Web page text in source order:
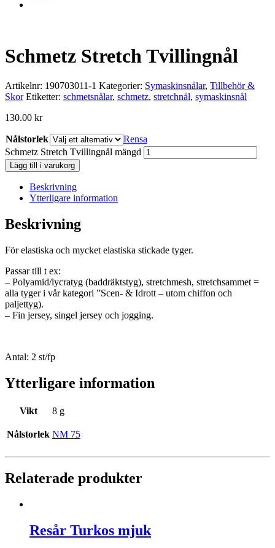
Schmetz Stretch Tvillingnål
Artikelnr: 190703011-1 Kategorier: Symaskinsnålar, Tillbehör &
Skor Etiketter: schmetsnålar, schmetz, stretchnål, symaskinsnål
130.00 kr
Nålstorlek
Rensa
Schmetz Stretch Tvillingnål mängd
Lägg till i varukorg
Beskrivning
Ytterligare information
Beskrivning
För elastiska och mycket elastiska stickade tyger.
Passar till t ex:
– Polyamid/lycratyg (baddräktstyg), stretchmesh, stretchsammet =
alla tyger i vår kategori ”Scen- & Idrott – utom chiffon och
paljettyg).
– Fin jersey, singel jersey och jogging.
Antal: 2 st/fp
Ytterligare information
Vikt 8 g
Nålstorlek NM 75
Relaterade produkter
Resår Turkos mjuk